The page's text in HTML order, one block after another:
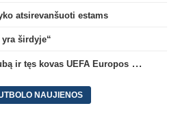
atsirevanšuoti estams
širdyje“
„Gintra“ nustelbė Rygos klubą ir tęs kovas UEFA Europos taurės atrankoje
NAUJIENOS